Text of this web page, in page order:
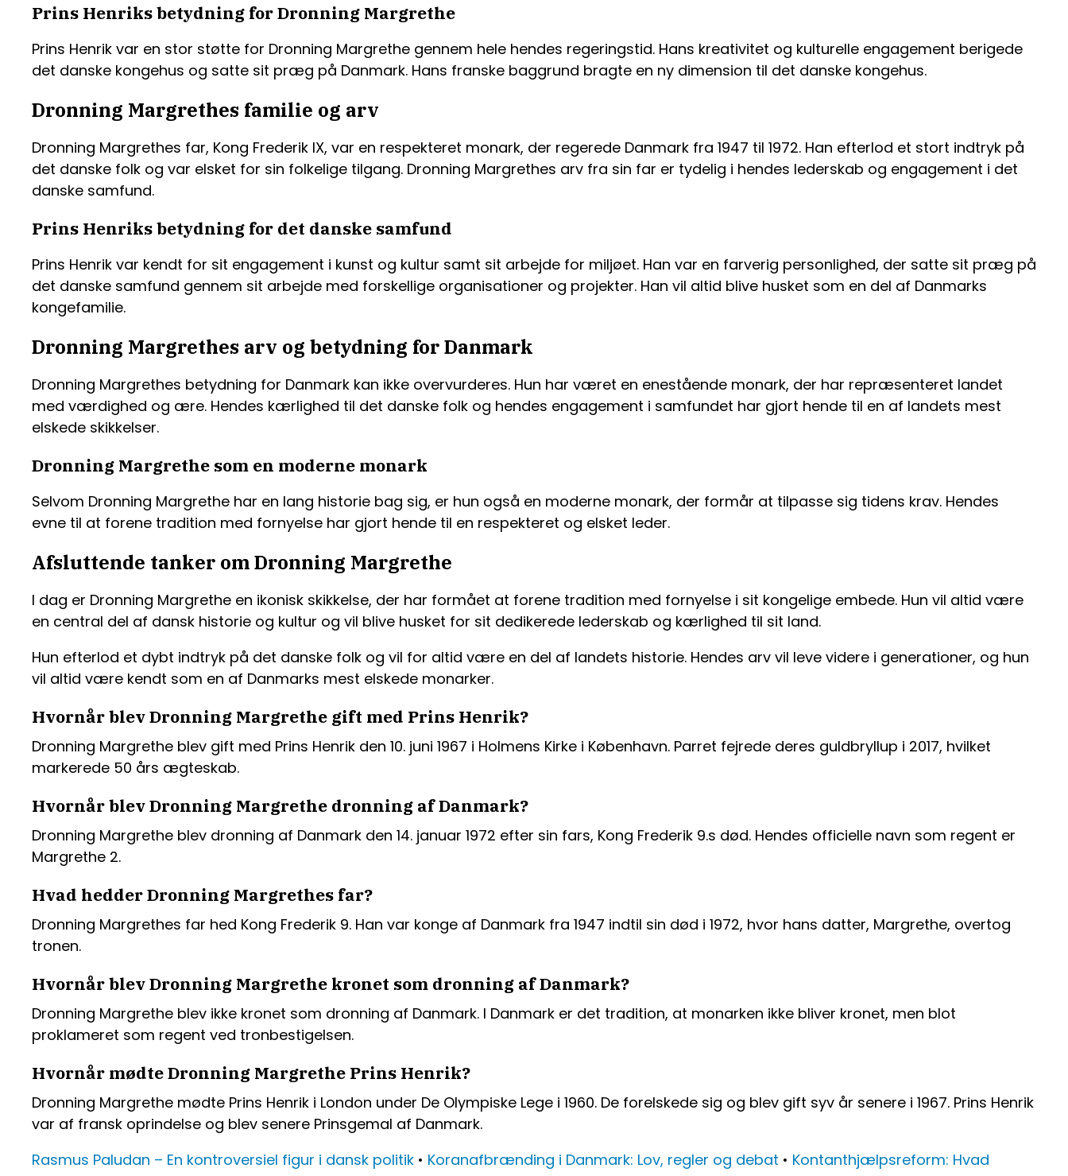
Prins Henriks betydning for Dronning Margrethe
Prins Henrik var en stor støtte for Dronning Margrethe gennem hele hendes regeringstid. Hans kreativitet og kulturelle engagement berigede
det danske kongehus og satte sit præg på Danmark. Hans franske baggrund bragte en ny dimension til det danske kongehus.
Dronning Margrethes familie og arv
Dronning Margrethes far, Kong Frederik IX, var en respekteret monark, der regerede Danmark fra 1947 til 1972. Han efterlod et stort indtryk på
det danske folk og var elsket for sin folkelige tilgang. Dronning Margrethes arv fra sin far er tydelig i hendes lederskab og engagement i det
danske samfund.
Prins Henriks betydning for det danske samfund
Prins Henrik var kendt for sit engagement i kunst og kultur samt sit arbejde for miljøet. Han var en farverig personlighed, der satte sit præg på
det danske samfund gennem sit arbejde med forskellige organisationer og projekter. Han vil altid blive husket som en del af Danmarks
kongefamilie.
Dronning Margrethes arv og betydning for Danmark
Dronning Margrethes betydning for Danmark kan ikke overvurderes. Hun har været en enestående monark, der har repræsenteret landet
med værdighed og ære. Hendes kærlighed til det danske folk og hendes engagement i samfundet har gjort hende til en af landets mest
elskede skikkelser.
Dronning Margrethe som en moderne monark
Selvom Dronning Margrethe har en lang historie bag sig, er hun også en moderne monark, der formår at tilpasse sig tidens krav. Hendes
evne til at forene tradition med fornyelse har gjort hende til en respekteret og elsket leder.
Afsluttende tanker om Dronning Margrethe
I dag er Dronning Margrethe en ikonisk skikkelse, der har formået at forene tradition med fornyelse i sit kongelige embede. Hun vil altid være
en central del af dansk historie og kultur og vil blive husket for sit dedikerede lederskab og kærlighed til sit land.
Hun efterlod et dybt indtryk på det danske folk og vil for altid være en del af landets historie. Hendes arv vil leve videre i generationer, og hun
vil altid være kendt som en af Danmarks mest elskede monarker.
Hvornår blev Dronning Margrethe gift med Prins Henrik?
Dronning Margrethe blev gift med Prins Henrik den 10. juni 1967 i Holmens Kirke i København. Parret fejrede deres guldbryllup i 2017, hvilket
markerede 50 års ægteskab.
Hvornår blev Dronning Margrethe dronning af Danmark?
Dronning Margrethe blev dronning af Danmark den 14. januar 1972 efter sin fars, Kong Frederik 9.s død. Hendes officielle navn som regent er
Margrethe 2.
Hvad hedder Dronning Margrethes far?
Dronning Margrethes far hed Kong Frederik 9. Han var konge af Danmark fra 1947 indtil sin død i 1972, hvor hans datter, Margrethe, overtog
tronen.
Hvornår blev Dronning Margrethe kronet som dronning af Danmark?
Dronning Margrethe blev ikke kronet som dronning af Danmark. I Danmark er det tradition, at monarken ikke bliver kronet, men blot
proklameret som regent ved tronbestigelsen.
Hvornår mødte Dronning Margrethe Prins Henrik?
Dronning Margrethe mødte Prins Henrik i London under De Olympiske Lege i 1960. De forelskede sig og blev gift syv år senere i 1967. Prins Henrik
var af fransk oprindelse og blev senere Prinsgemal af Danmark.
Rasmus Paludan – En kontroversiel figur i dansk politik • Koranafbrænding i Danmark: Lov, regler og debat • Kontanthjælpsreform: Hvad